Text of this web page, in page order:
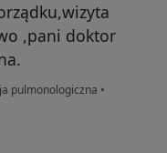
,pani doktor
pulmonologiczna •